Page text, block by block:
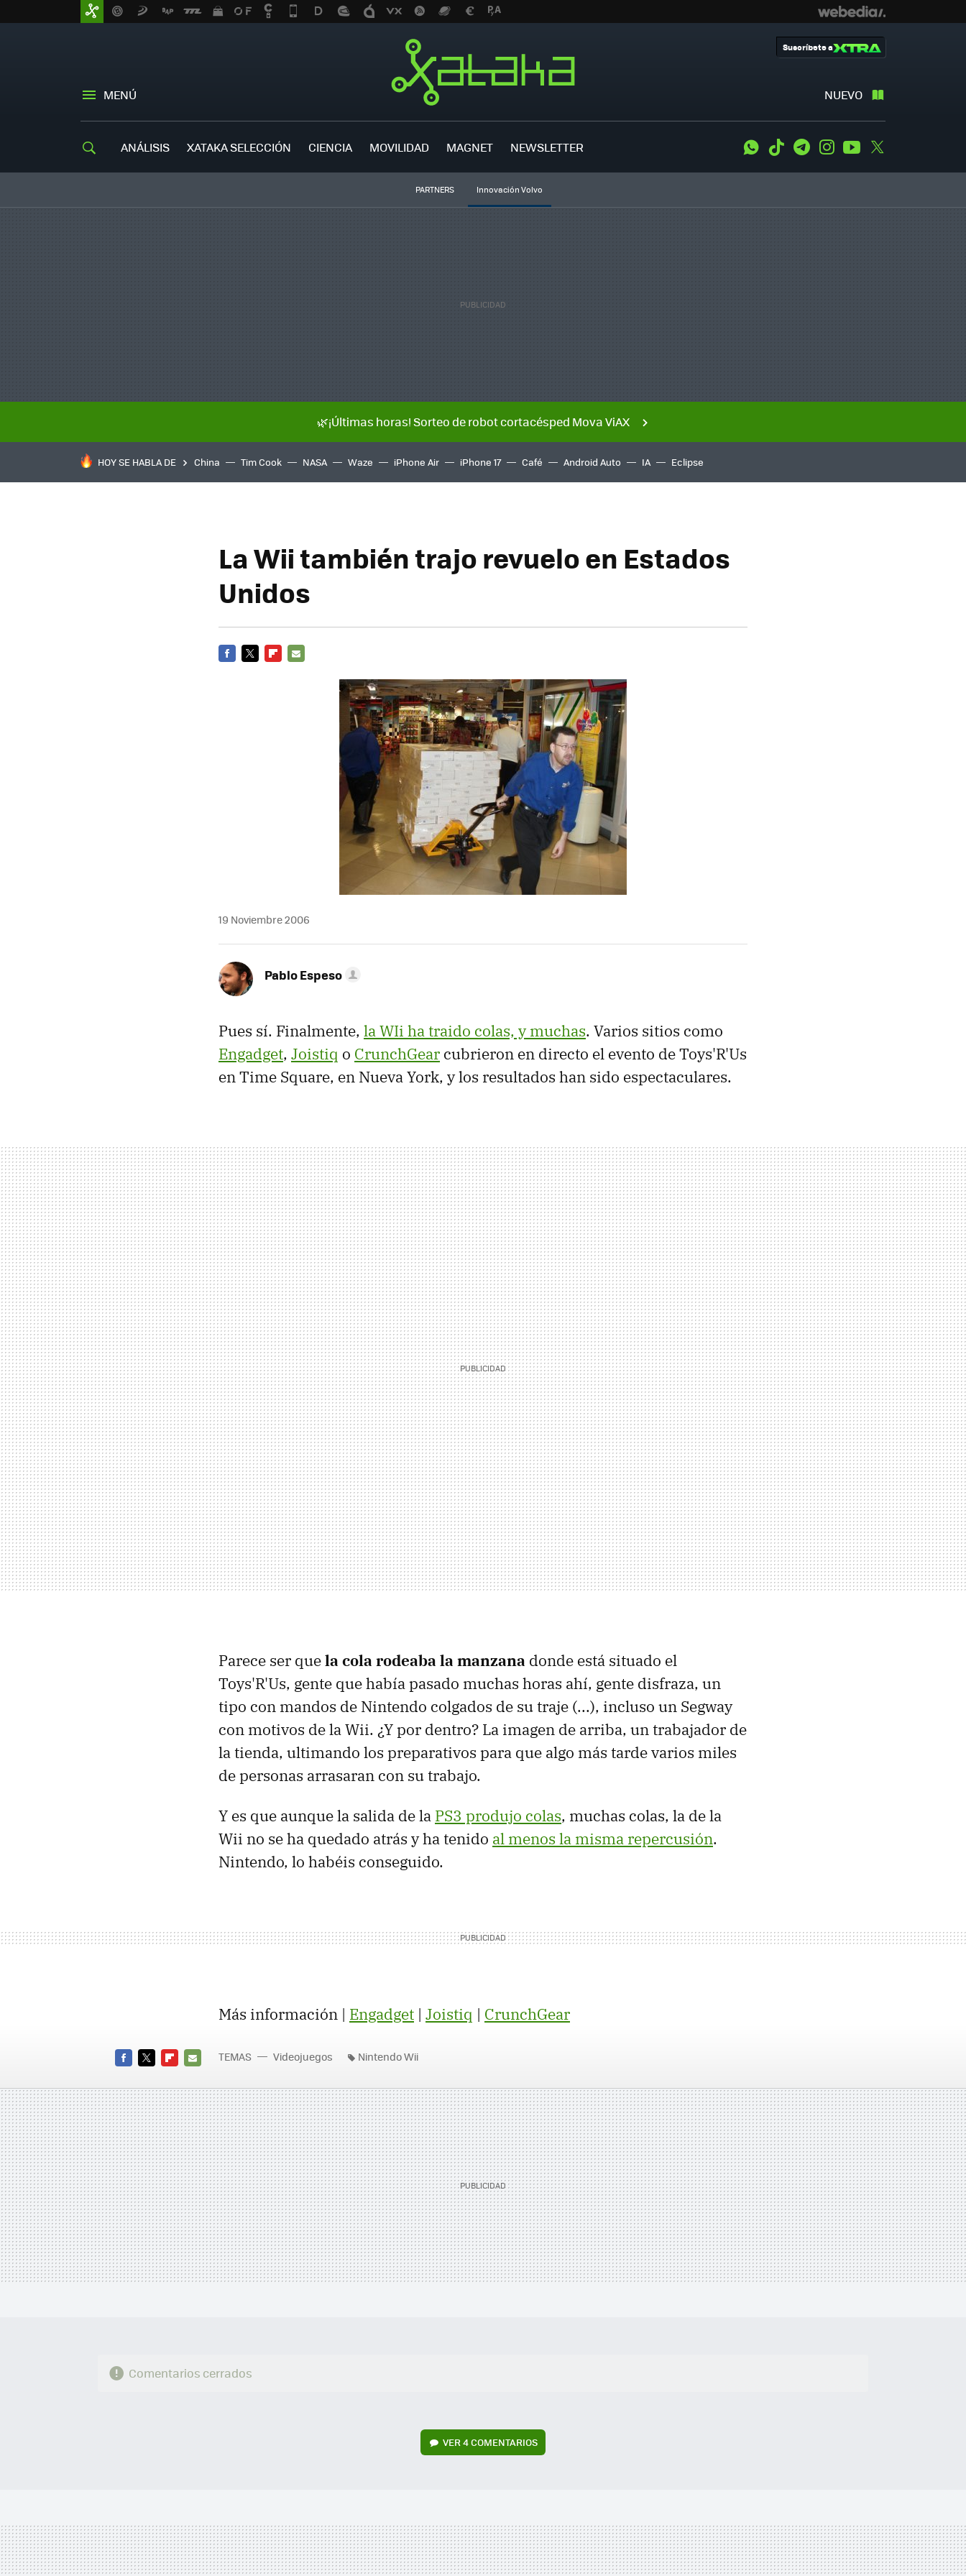
MENÚ NUEVO
Suscríbete a
ANÁLISIS XATAKA SELECCIÓN CIENCIA MOVILIDAD MAGNET NEWSLETTER WhatsApp
Tiktok TelegramInstagramYoutube
PARTNERS Innovación Volvo
🌿¡Últimas horas! Sorteo de robot cortacésped Mova ViAX
HOY SE HABLA DE China Tim Cook NASA Waze iPhone Air iPhone 17 Café Android Auto IA Eclipse
La Wii también trajo revuelo en Estados
Unidos
19 Noviembre 2006
Pablo Espeso
Pues sí. Finalmente, la WIi ha traido colas, y muchas. Varios sitios como
Engadget, Joistiq o CrunchGear cubrieron en directo el evento de Toys'R'Us
en Time Square, en Nueva York, y los resultados han sido espectaculares.
Parece ser quela cola rodeaba la manzana donde está situado el
Toys'R'Us, gente que había pasado muchas horas ahí, gente disfraza, un
tipo con mandos de Nintendo colgados de su traje (...), incluso un Segway
con motivos de la Wii. ¿Y por dentro? La imagen de arriba, un trabajador de
la tienda, ultimando los preparativos para que algo más tarde varios miles
de personas arrasaran con su trabajo.
Y es que aunque la salida de la PS3 produjo colas, muchas colas, la de la
Wii no se ha quedado atrás y ha tenido al menos la misma repercusión.
Nintendo, lo habéis conseguido.
Más información | Engadget | Joistiq | CrunchGear
MAIL
TEMAS Videojuegos Nintendo Wii
Comentarios cerrados
VER4 COMENTARIOS